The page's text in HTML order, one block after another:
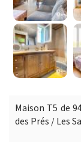
Maison T5 de
des Prés / Les